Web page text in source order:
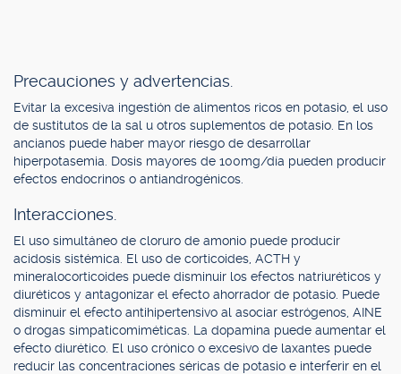
Precauciones y advertencias.
Evitar la excesiva ingestión de alimentos ricos en potasio, el uso
de sustitutos de la sal u otros suplementos de potasio. En los
ancianos puede haber mayor riesgo de desarrollar
hiperpotasemia. Dosis mayores de 100mg/día pueden producir
efectos endocrinos o antiandrogénicos.
Interacciones.
El uso simultáneo de cloruro de amonio puede producir
acidosis sistémica. El uso de corticoides, ACTH y
mineralocorticoides puede disminuir los efectos natriuréticos y
diuréticos y antagonizar el efecto ahorrador de potasio. Puede
disminuir el efecto antihipertensivo al asociar estrógenos, AINE
o drogas simpaticomiméticas. La dopamina puede aumentar el
efecto diurético. El uso crónico o excesivo de laxantes puede
reducir las concentraciones séricas de potasio e interferir en el